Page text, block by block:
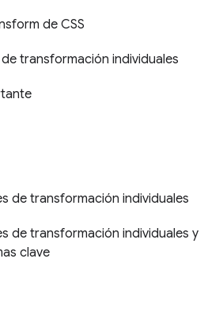
de CSS
transformación individuales
de transformación individuales
de transformación individuales y
clave